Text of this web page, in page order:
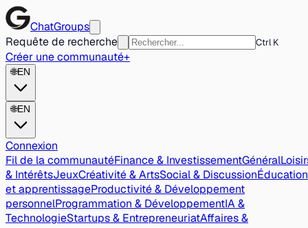
ChatGroups
Requête de recherche
Ctrl K
Créer une communauté+
🌐EN
🌐EN
Connexion
Fil de la communautéFinance & InvestissementGénéral
& IntérêtsJeuxCréativité & ArtsSocial & DiscussionÉducation
et apprentissageProductivité & Développement
personnelProgrammation & DéveloppementIA &
TechnologieStartups & EntrepreneuriatAffaires &